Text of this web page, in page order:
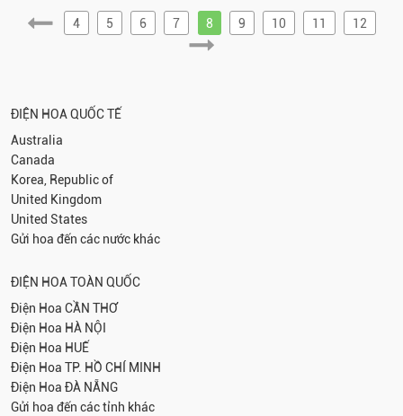
4 5 6 7 8 9 10 11 12
ĐIỆN HOA QUỐC TẾ
Australia
Canada
Korea, Republic of
United Kingdom
United States
Gửi hoa đến các nước khác
ĐIỆN HOA TOÀN QUỐC
Điện Hoa CẦN THƠ
Điện Hoa HÀ NỘI
Điện Hoa HUẾ
Điện Hoa TP. HỒ CHÍ MINH
Điện Hoa ĐÀ NẴNG
Gửi hoa đến các tỉnh khác